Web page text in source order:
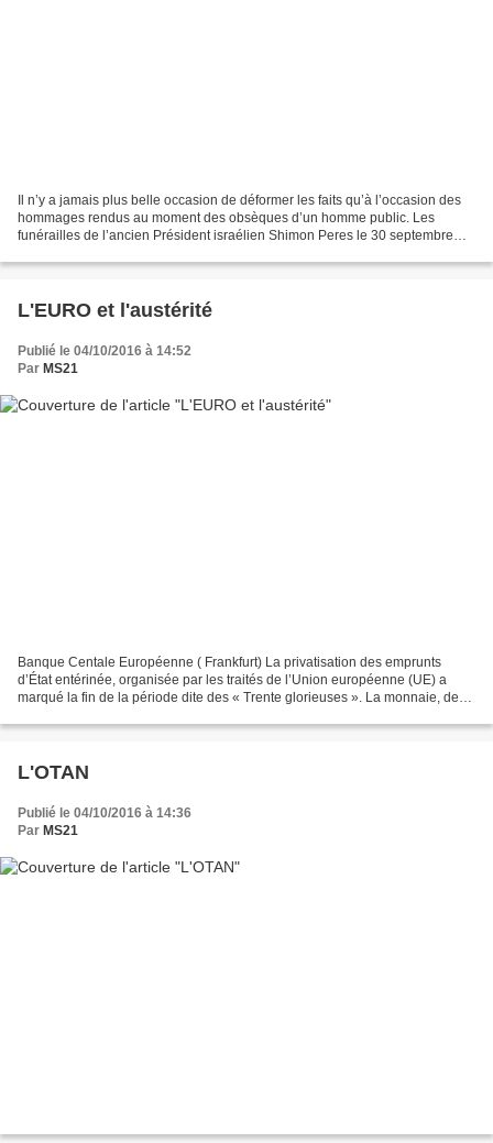
Il n’y a jamais plus belle occasion de déformer les faits qu’à l’occasion des
hommages rendus au moment des obsèques d’un homme public. Les
funérailles de l’ancien Président israélien Shimon Peres le 30 septembre
L'EURO et l'austérité
Publié le 04/10/2016 à 14:52
Par MS21
Banque Centale Européenne ( Frankfurt) La privatisation des emprunts
d’État entérinée, organisée par les traités de l’Union européenne (UE) a
marqué la fin de la période dite des « Trente glorieuses ». La monnaie, de
L'OTAN
Publié le 04/10/2016 à 14:36
Par MS21